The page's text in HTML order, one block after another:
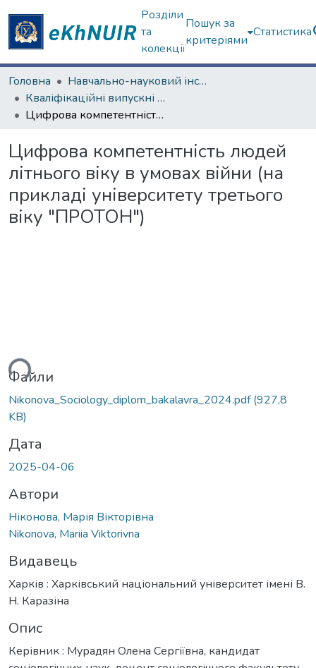
Розділи
та
колекції
Пошук за
критеріями
Статистика
Головна
Навчально-науковий інститут соціології та медіакомунікацій
Кваліфікаційні випускні роботи бакалаврів. Навчально-науковий інститут соціології та медіакомунікацій
Цифрова компетентність людей літнього віку в умовах війни (на прикладі університету третього віку "ПРОТОН")
Цифрова компетентність людей
літнього віку в умовах війни (на
прикладі університету третього
віку "ПРОТОН")
Файли
Nikonova_Sociology_diplom_bakalavra_2024.pdf(927,8
KB)
Дата
2025-04-06
Автори
Ніконова, Марія Вікторівна
Nikonova, Mariia Viktorivna
Видавець
Харків : Харківський національний університет імені В.
Н. Каразіна
Опис
Керівник : Мурадян Олена Сергіївна, кандидат